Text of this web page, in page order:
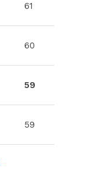
61
60
59
59